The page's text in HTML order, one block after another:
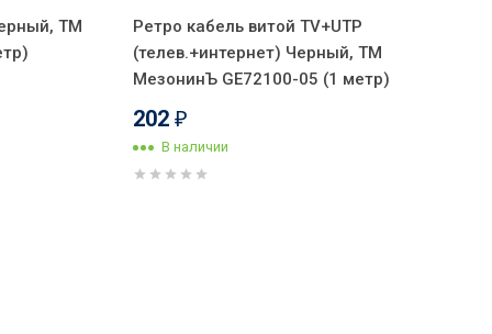
ТМ
Ретро кабель витой TV+UTP
(телев.+интернет) Черный, ТМ
МезонинЪ GE72100-05 (1 метр)
202 ₽
В наличии